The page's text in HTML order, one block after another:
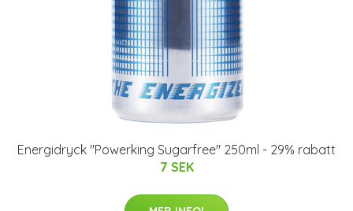
Energidryck "Powerking Sugarfree" 250ml - 29% rabatt
7 SEK